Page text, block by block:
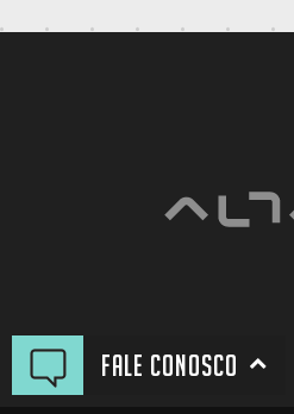
Fale conosco